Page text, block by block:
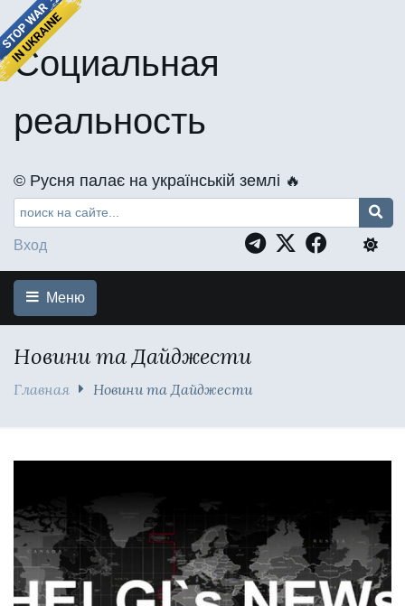
Социальная
реальность
©️ Русня палає на українській землі 🔥
Вход
Меню
Новини та Дайджести
Главная Новини та Дайджести